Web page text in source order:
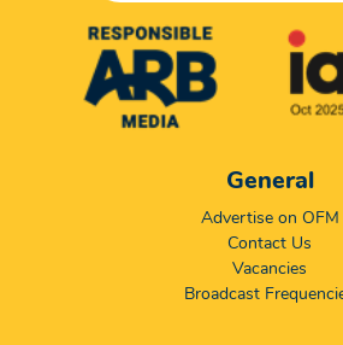
General
Advertise on OFM
Contact Us
Vacancies
Broadcast